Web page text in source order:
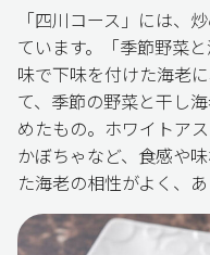
「四川コース」には、
ています。「季節野菜
味で下味を付けた海老
て、季節の野菜と干し
めたもの。ホワイトア
かぼちゃなど、食感や
た海老の相性がよく、